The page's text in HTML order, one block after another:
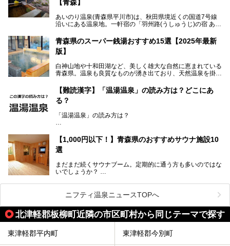
浴場で使用された2つの源泉を楽しめる点が魅力です。また
無料休憩室や食事処も併設し、地元常連客のみならず観光客
にも利用しやすい施設へ変貌しました。
今回、筆者は実際に海峡の湯へ訪問・入浴し、その魅力を徹
底解説します！
【青森】
あいのり温泉(青森県平川市)は、秋田県境近くの国道7号線
沿いにある温泉地。一軒宿の「羽州路(うしゅうじ)の宿 あい
(通称:赤湯)と無色透明の単純温泉という2種類の源泉を使用
し、いずれも源泉100％かけ流しで提供している点でしょ
う。
今回筆者は実際に宿泊し、大浴場と露天風呂付き客室を中心
に「羽州路の宿 あいのり」を詳細にご紹介。秋田県側を含
ですが、実はあいのり温泉も決して見逃せない極上湯のひと
つ。その魅力を徹底解説します！
青森県のスーパー銭湯おすすめ15選【2025年最新
版】
白神山地や十和田湖など、美しく雄大な自然に恵まれている
青森県。温泉も良質なものが湧き出ており、天然温泉を掛け
の山並みを眺めながら温泉に浸かり、お食事処でおいしいご
当地グルメを味わうひとときは格別ですね！
今回は、青森県でおすすめのスーパー銭湯を紹介します。
ください。
【難読漢字】「温湯温泉」の読み方は？どこにあ
る？
「温湯温泉」の読み方は？
か？
【1,000円以下！】青森県のおすすめサウナ施設10
選
まだまだ続くサウナブーム。定期的に通う方も多いのではな
いでしょうか？
そこでコスパ抜群！1,000円以下でサウナを楽しめる施設を
紹介します。
格安でも充実の施設でサウナを楽しみませんか？
今回は青森県にある1,000円以下のおすすめサウナ施設を紹
介します！
ニフティ温泉ニュースTOPへ
北津軽郡板柳町近隣の市区町村から同じテーマで探す
東津軽郡平内町 東津軽郡今別町